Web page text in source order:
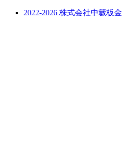
2022-2026 株式会社中籔板金